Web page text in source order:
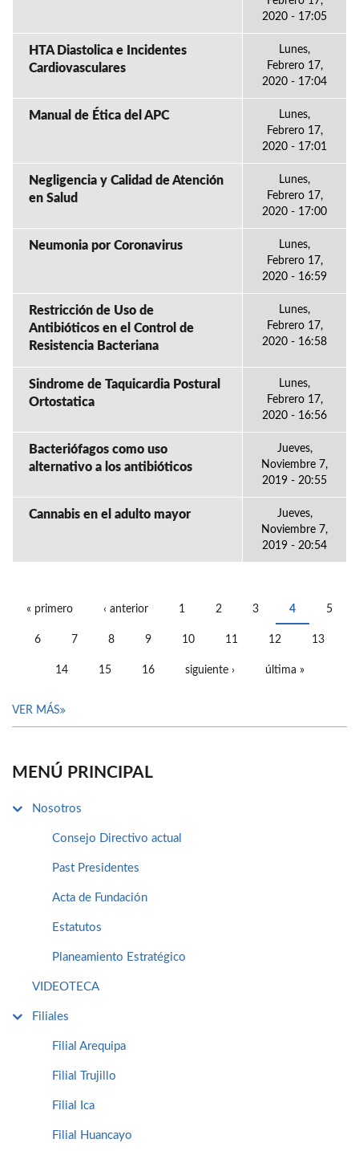
2020 - 17:05
HTA Diastolica e Incidentes
Cardiovasculares
Lunes,
Febrero 17,
2020 - 17:04
Manual de Ética del APC
Lunes,
Febrero 17,
2020 - 17:01
Negligencia y Calidad de Atención
en Salud
Lunes,
Febrero 17,
2020 - 17:00
Neumonia por Coronavirus
Lunes,
Febrero 17,
2020 - 16:59
Restricción de Uso de
Antibióticos en el Control de
Resistencia Bacteriana
Lunes,
Febrero 17,
2020 - 16:58
Sindrome de Taquicardia Postural
Ortostatica
Lunes,
Febrero 17,
2020 - 16:56
Bacteriófagos como uso
alternativo a los antibióticos
Jueves,
Noviembre 7,
2019 - 20:55
Cannabis en el adulto mayor
Jueves,
Noviembre 7,
2019 - 20:54
« primero ‹ anterior 1 2 3 4 5
6 7 8 9 10 11 12 13
14 15 16 siguiente › última »
VER MÁS
MENÚ PRINCIPAL
Nosotros
Consejo Directivo actual
Past Presidentes
Acta de Fundación
Estatutos
Planeamiento Estratégico
VIDEOTECA
Filiales
Filial Arequipa
Filial Trujillo
Filial Ica
Filial Huancayo